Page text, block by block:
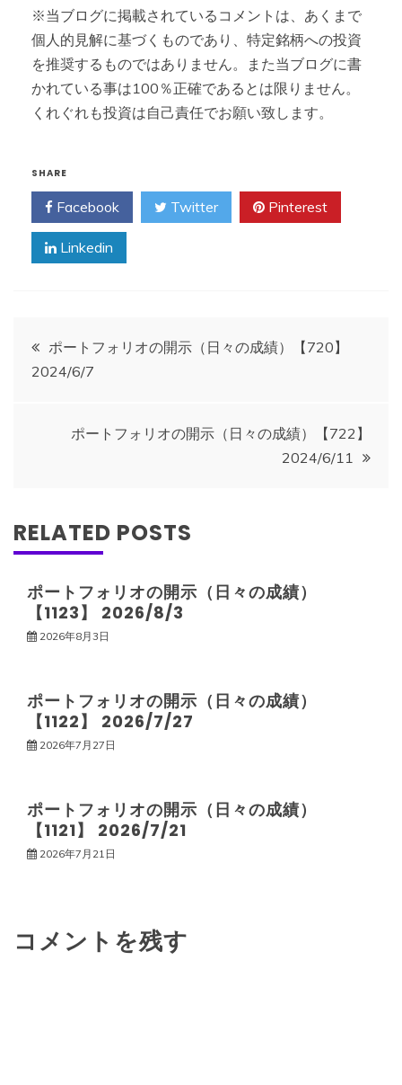
※当ブログに掲載されているコメントは、あくまで
個人的見解に基づくものであり、特定銘柄への投資
を推奨するものではありません。また当ブログに書
かれている事は100％正確であるとは限りません。
くれぐれも投資は自己責任でお願い致します。
SHARE
Facebook Twitter Pinterest
Linkedin
投
稿
ゲ
ー
シ
ン
ポートフォリオの開示（日々の成績）【720】
2024/6/7
ポートフォリオの開示（日々の成績）【722】
2024/6/11
RELATED POSTS
ポートフォリオの開示（日々の成績）
【1123】 2026/8/3
2026年8月3日
ポートフォリオの開示（日々の成績）
【1122】 2026/7/27
2026年7月27日
ポートフォリオの開示（日々の成績）
【1121】 2026/7/21
2026年7月21日
コメントを残す